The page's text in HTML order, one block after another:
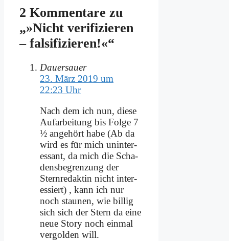
2 Kommentare zu
„»Nicht ve­ri­fi­zie­ren
– fal­si­fi­zie­ren!«“
Dauersauer
23. März 2019 um
22:23 Uhr
Nach dem ich nun, die­se
Auf­ar­bei­tung bis Fol­ge 7
½ an­ge­hört ha­be (Ab da
wird es für mich un­in­ter­
es­sant, da mich die Scha­
dens­be­gren­zung der
Stern­re­dak­tin nicht in­ter­
es­siert) , kann ich nur
noch stau­nen, wie bil­lig
sich sich der Stern da ei­ne
neue Sto­ry noch ein­mal
ver­gol­den will.